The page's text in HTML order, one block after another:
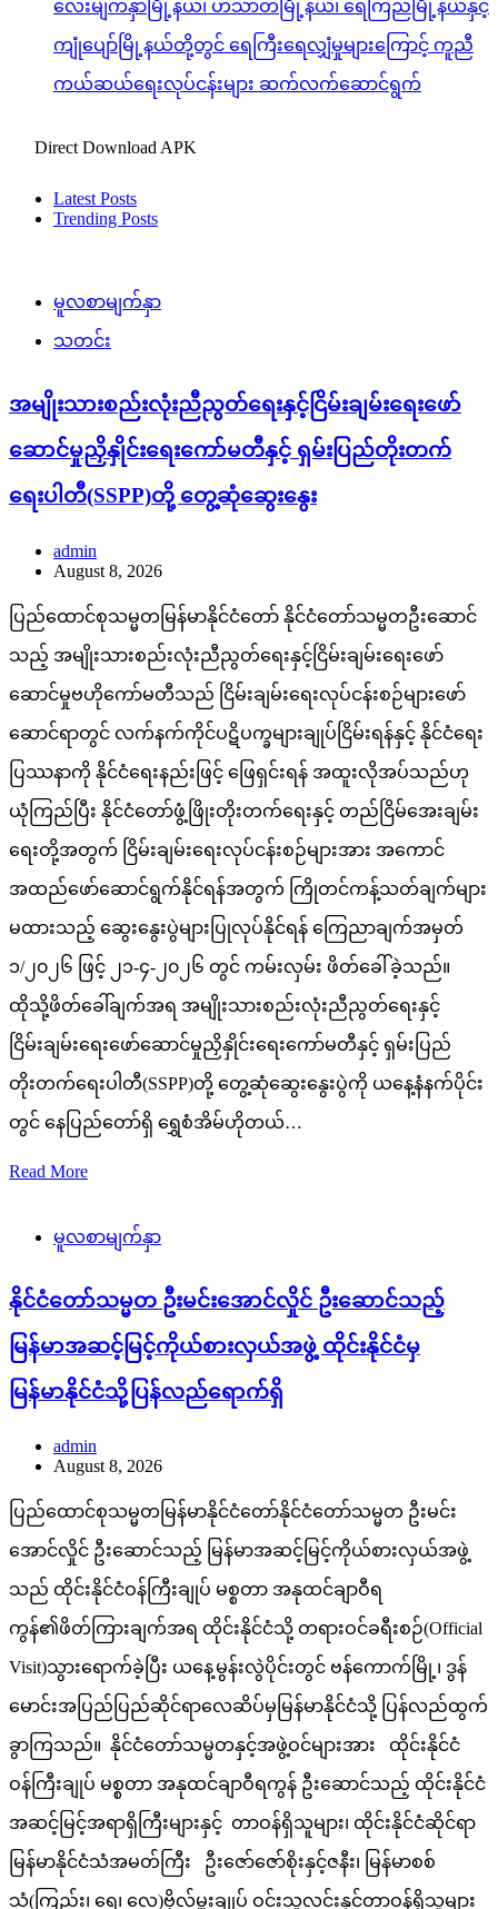
လေးမျက်နှာမြို့နယ်၊ ဟင်္သာတမြို့နယ်၊ ရေကြည်မြို့နယ်နှင့်
ကျုံပျော်မြို့နယ်တို့တွင် ရေကြီးရေလျှံမှုများကြောင့် ကူညီ
ကယ်ဆယ်ရေးလုပ်ငန်းများ ဆက်လက်ဆောင်ရွက်
Direct Download APK
Latest Posts
Trending Posts
မူလစာမျက်နှာ
သတင်း
အမျိုးသားစည်းလုံးညီညွတ်ရေးနှင့်ငြိမ်းချမ်းရေးဖော်
ဆောင်မှုညှိနှိုင်းရေးကော်မတီနှင့် ရှမ်းပြည်တိုးတက်
ရေးပါတီ(SSPP)တို့ တွေ့ဆုံဆွေးနွေး
admin
August 8, 2026
ပြည်ထောင်စုသမ္မတမြန်မာနိုင်ငံတော် နိုင်ငံတော်သမ္မတဦးဆောင်
သည့် အမျိုးသားစည်းလုံးညီညွတ်ရေးနှင့်ငြိမ်းချမ်းရေးဖော်
ဆောင်မှုဗဟိုကော်မတီသည် ငြိမ်းချမ်းရေးလုပ်ငန်းစဉ်များဖော်
ဆောင်ရာတွင် လက်နက်ကိုင်ပဋိပက္ခများချုပ်ငြိမ်းရန်နှင့် နိုင်ငံရေး
ပြဿနာကို နိုင်ငံရေးနည်းဖြင့် ဖြေရှင်းရန် အထူးလိုအပ်သည်ဟု
ယုံကြည်ပြီး နိုင်ငံတော်ဖွံ့ဖြိုးတိုးတက်ရေးနှင့် တည်ငြိမ်အေးချမ်း
ရေးတို့အတွက် ငြိမ်းချမ်းရေးလုပ်ငန်းစဉ်များအား အကောင်
အထည်ဖော်ဆောင်ရွက်နိုင်ရန်အတွက် ကြိုတင်ကန့်သတ်ချက်များ
မထားသည့် ဆွေးနွေးပွဲများပြုလုပ်နိုင်ရန် ကြေညာချက်အမှတ်
၁/၂၀၂၆ ဖြင့် ၂၁-၄-၂၀၂၆ တွင် ကမ်းလှမ်း ဖိတ်ခေါ်ခဲ့သည်။
ထိုသို့ဖိတ်ခေါ်ချက်အရ အမျိုးသားစည်းလုံးညီညွတ်ရေးနှင့်
ငြိမ်းချမ်းရေးဖော်ဆောင်မှုညှိနှိုင်းရေးကော်မတီနှင့် ရှမ်းပြည်
တိုးတက်ရေးပါတီ(SSPP)တို့ တွေ့ဆုံဆွေးနွေးပွဲကို ယနေ့နံနက်ပိုင်း
တွင် နေပြည်တော်ရှိ ရွှေစံအိမ်ဟိုတယ်…
Read More
မူလစာမျက်နှာ
နိုင်ငံတော်သမ္မတ ဦးမင်းအောင်လှိုင် ဦးဆောင်သည့်
မြန်မာအဆင့်မြင့်ကိုယ်စားလှယ်အဖွဲ့ ထိုင်းနိုင်ငံမှ
မြန်မာနိုင်ငံသို့ပြန်လည်ရောက်ရှိ
admin
August 8, 2026
ပြည်ထောင်စုသမ္မတမြန်မာနိုင်ငံတော်နိုင်ငံတော်သမ္မတ ဦးမင်း
အောင်လှိုင် ဦးဆောင်သည့် မြန်မာအဆင့်မြင့်ကိုယ်စားလှယ်အဖွဲ့
သည် ထိုင်းနိုင်ငံဝန်ကြီးချုပ် မစ္စတာ အနုထင်ချာဝီရ
ကွန်၏ဖိတ်ကြားချက်အရ ထိုင်းနိုင်ငံသို့ တရားဝင်ခရီးစဉ်(Official
Visit)သွားရောက်ခဲ့ပြီး ယနေ့မွန်းလွဲပိုင်းတွင် ဗန်ကောက်မြို့၊ ဒွန်
မောင်းအပြည်ပြည်ဆိုင်ရာလေဆိပ်မှမြန်မာနိုင်ငံသို့ ပြန်လည်ထွက်
ခွာကြသည်။ နိုင်ငံတော်သမ္မတနှင့်အဖွဲ့ဝင်များအား ထိုင်းနိုင်ငံ
ဝန်ကြီးချုပ် မစ္စတာ အနုထင်ချာဝီရကွန် ဦးဆောင်သည့် ထိုင်းနိုင်ငံ
အဆင့်မြင့်အရာရှိကြီးများနှင့် တာဝန်ရှိသူများ၊ ထိုင်းနိုင်ငံဆိုင်ရာ
မြန်မာနိုင်ငံသံအမတ်ကြီး ဦးဇော်ဇော်စိုးနှင့်ဇနီး၊ မြန်မာစစ်
သံ(ကြည်း၊ ရေ၊ လေ)ဗိုလ်မှူးချုပ် ဝင်းသူလင်းနှင့်တာဝန်ရှိသူများ